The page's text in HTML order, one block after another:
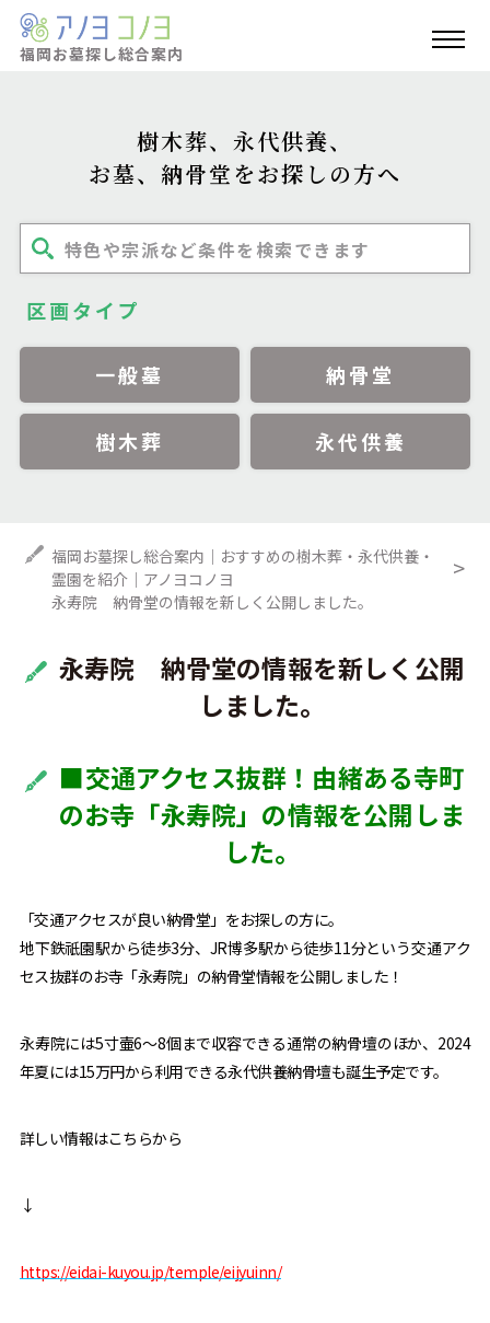
福岡お墓探し総合案内
樹木葬、永代供養、
お墓、納骨堂をお探しの方へ
特色や宗派など条件を検索できます
区画タイプ
一般墓 納骨堂
樹木葬 永代供養
福岡お墓探し総合案内｜おすすめの樹木葬・永代供養・
霊園を紹介｜アノヨコノヨ
永寿院 納骨堂の情報を新しく公開しました。
永寿院 納骨堂の情報を新しく公開
しました。
■交通アクセス抜群！由緒ある寺町
のお寺「永寿院」の情報を公開しま
した。
「交通アクセスが良い納骨堂」をお探しの方に。
地下鉄祇園駅から徒歩3分、JR博多駅から徒歩11分という交通アク
セス抜群のお寺「永寿院」の納骨堂情報を公開しました！
永寿院には5寸壷6～8個まで収容できる通常の納骨壇のほか、2024
年夏には15万円から利用できる永代供養納骨壇も誕生予定です。
詳しい情報はこちらから
↓
https://eidai-kuyou.jp/temple/eijyuinn/